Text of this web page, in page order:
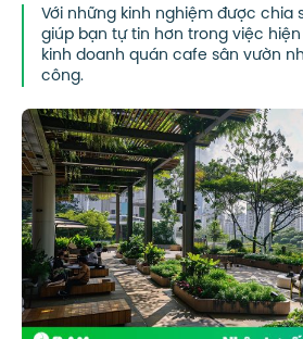
Với những kinh nghiệm được chia
giúp bạn tự tin hơn trong việc
kinh doanh quán cafe sân vườn
công.